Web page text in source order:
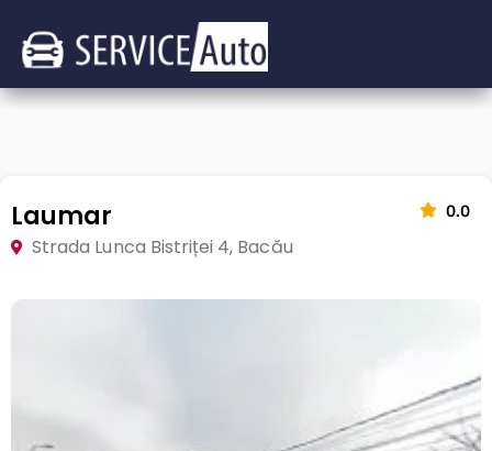
Laumar 0.0
Strada Lunca Bistriței 4, Bacău